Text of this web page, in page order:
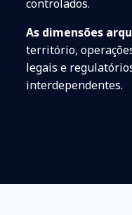
controlados.
As dimensões
território,
legais e
interdependentes.